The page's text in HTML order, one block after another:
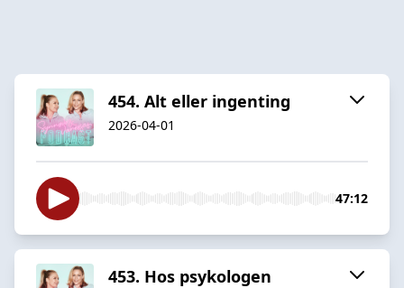
454. Alt eller ingenting
2026-04-01
47:12
453. Hos psykologen